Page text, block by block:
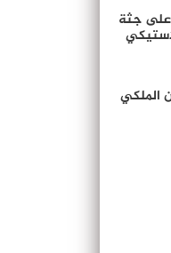
على جثة
الملكي